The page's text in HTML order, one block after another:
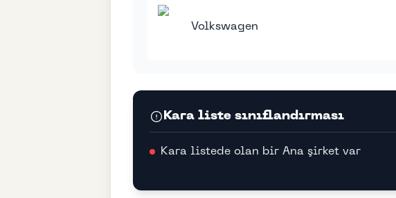
Volkswagen
Kara liste sınıflandırması
Kara listede olan bir Ana şirket var